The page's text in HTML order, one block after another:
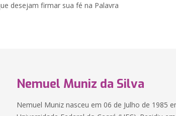
desejam firmar sua fé na Palavra
Nemuel Muniz da Silva
Nemuel Muniz nasceu em 06 de Julho de 1985